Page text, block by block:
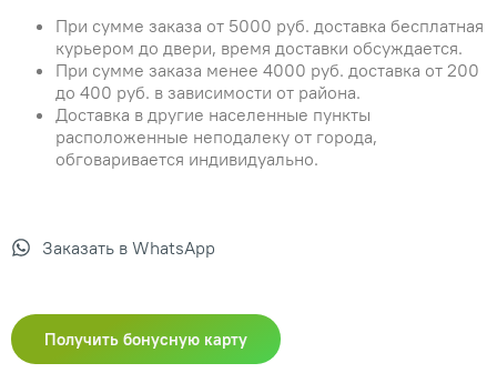
При сумме заказа от 5000 руб. доставка бесплатная
курьером до двери, время доставки обсуждается.
При сумме заказа менее 4000 руб. доставка от 200
до 400 руб. в зависимости от района.
Доставка в другие населенные пункты
расположенные неподалеку от города,
обговаривается индивидуально.
Заказать в WhatsApp
Получить бонусную карту